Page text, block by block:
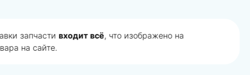
запчасти входит всё, что изображено на
на сайте.